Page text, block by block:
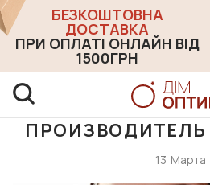
БЕЗКОШТОВНА
ДОСТАВКА
ПРИ ОПЛАТІ ОНЛАЙН ВІД
1500ГРН
ПРОИЗВОДИТЕЛЬ
13 Марта